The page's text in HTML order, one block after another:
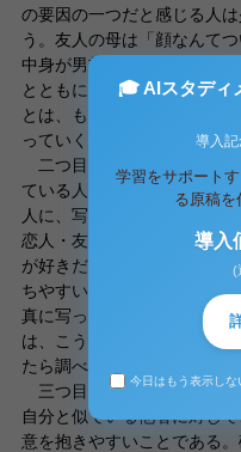
の要因の一つだと感じる人
う。友人の母は「顔なんて
中身が男前じゃないと。」
とともに、身体的魅力＜心
とは、もしかすると、年を
っていくのかもしれない。
二つ目は空間的接近であ
ている人に好意を持つこと
人に、写真の顔か、鏡に映
恋人・友人・家族は写真の
が好きだという。つまり、
ちやすいことを示している
真に写った顔はどうも苦手
は、こういった心理も関係
たら調べてみたいと思う。
三つ目は類似性である。
自分と似ている他者に対し
意を抱きやすいことである
🎓 AIスタディ
導入
学習をサポート
る原稿を
導入
(
今日はもう表示しな